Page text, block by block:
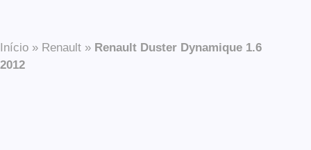
Início » Renault » Renault Duster Dynamique 1.6
2012